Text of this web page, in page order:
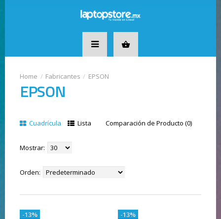
Fabricantes EPSON
EPSON
Cuadrícula Lista Comparación de Producto (0)
Mostrar:
Orden:
-13% -13%